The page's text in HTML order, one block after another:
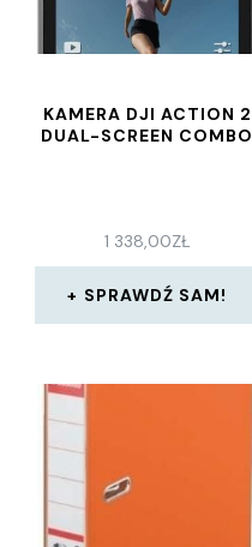
KAMERA DJI ACTION 2
DUAL-SCREEN COMBO
1 338,00ZŁ
SPRAWDŹ SAM!